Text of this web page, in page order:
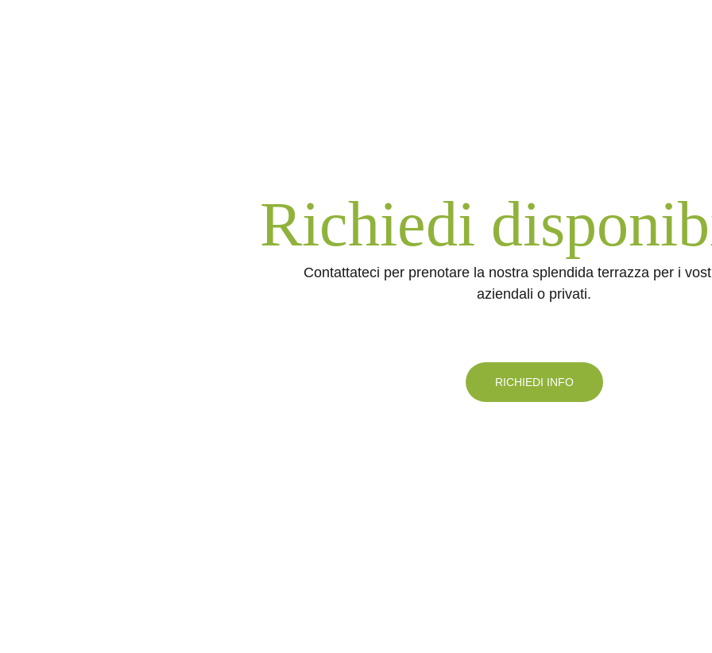
Richiedi
Contattateci per prenotare la nostra splendida terrazza per i
aziendali o privati.
RICHIEDI INFO